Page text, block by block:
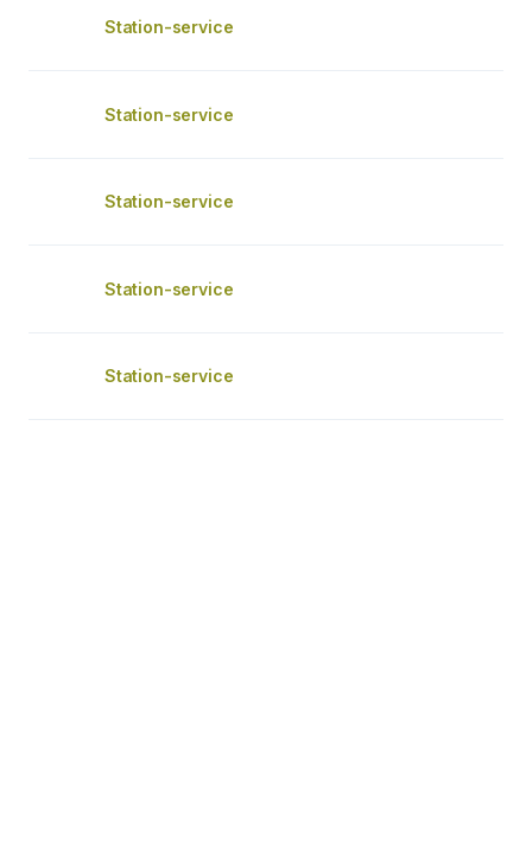
Station-service
Station-service
Station-service
Station-service
Station-service